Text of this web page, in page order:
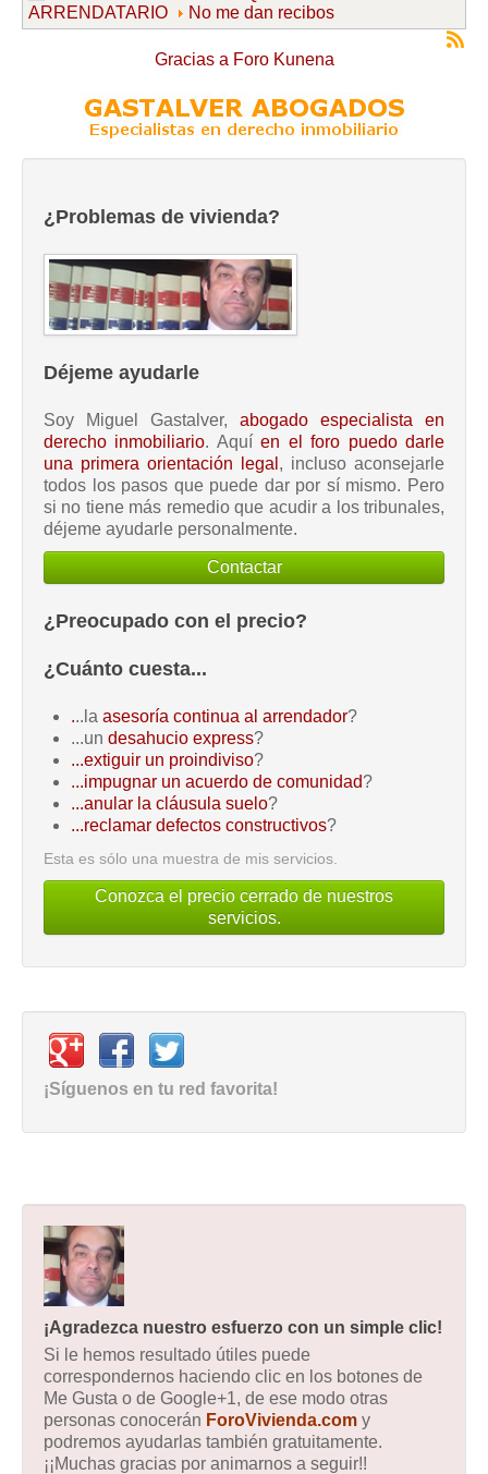
ARRENDATARIO
No me dan recibos
Gracias a Foro Kunena
¿Problemas de vivienda?
Déjeme ayudarle
Soy Miguel Gastalver, abogado especialista en
derecho inmobiliario. Aquíen el foro puedo darle
una primera orientación legal , incluso aconsejarle
todos los pasos que puede dar por sí mismo. Pero
si no tiene más remedio que acudir a los tribunales,
déjeme ayudarle personalmente.
Contactar
¿Preocupado con el precio?
¿Cuánto cuesta...
...la asesoría continua al arrendador?
...un desahucio express?
...extiguir un proindiviso?
...impugnar un acuerdo de comunidad?
...anular la cláusula suelo?
...reclamar defectos constructivos?
Esta es sólo una muestra de mis servicios.
Conozca el precio cerrado de nuestros
servicios.
¡Síguenos en tu red favorita!
¡Agradezca nuestro esfuerzo con un simple clic!
Si le hemos resultado útiles puede
correspondernos haciendo clic en los botones de
Me Gusta o de Google+1, de ese modo otras
personas conocerán ForoVivienda.com y
podremos ayudarlas también gratuitamente.
¡¡Muchas gracias por animarnos a seguir!!